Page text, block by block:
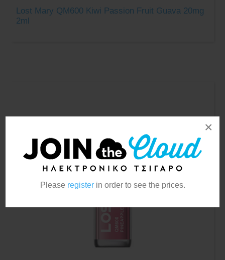
Please registerin order to see the prices.
×
Lost Mary QM600 Kiwi Passion Fruit Guava 20mg
2ml